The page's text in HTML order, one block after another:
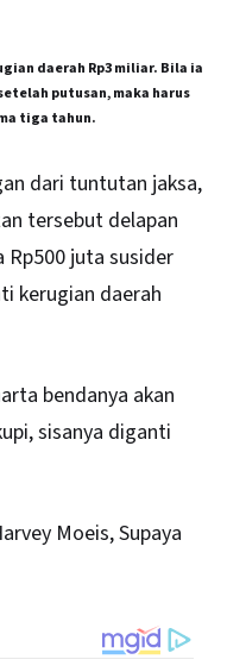
daerah Rp3 miliar. Bila ia
putusan, maka harus
tiga tahun.
dari tuntutan jaksa,
tersebut delapan
Rp500 juta susider
kerugian daerah
bendanya akan
sisanya diganti
Moeis, Supaya